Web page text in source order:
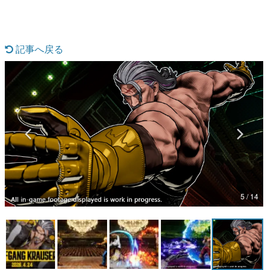
なんでゲームは面白い？
ゲーム開発者・hamatsu氏がゲームの魅力を画面や操作の
具体的な形から解き明かしていく、硬派で骨太な評論連載
です。
ゲームが変えた日本語
「経験値」「裏技」「ラスボス」… ゲームにまつわる言葉
の起源や用法の変遷を、コンピューター文化史研究家・タ
イニーP氏が徹底調査。
カテゴリ
マンガ
女性向け
記事へ戻る
5 / 14